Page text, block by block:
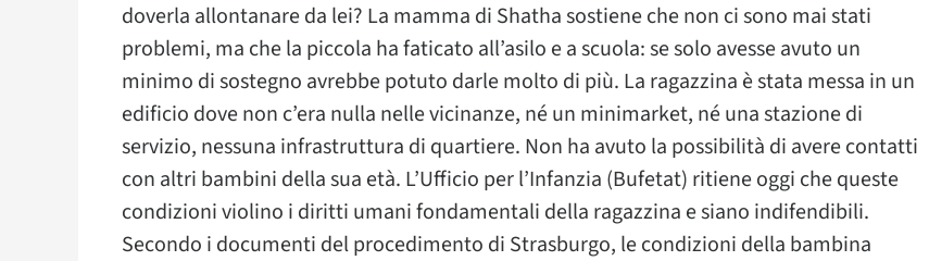
doverla allontanare da lei? La mamma di Shatha sostiene che non ci sono mai stati
problemi, ma che la piccola ha faticato all’asilo e a scuola: se solo avesse avuto un
minimo di sostegno avrebbe potuto darle molto di più. La ragazzina è stata messa in un
edificio dove non c’era nulla nelle vicinanze, né un minimarket, né una stazione di
servizio, nessuna infrastruttura di quartiere. Non ha avuto la possibilità di avere contatti
con altri bambini della sua età. L’Ufficio per l’Infanzia (Bufetat) ritiene oggi che queste
condizioni violino i diritti umani fondamentali della ragazzina e siano indifendibili.
Secondo i documenti del procedimento di Strasburgo, le condizioni della bambina